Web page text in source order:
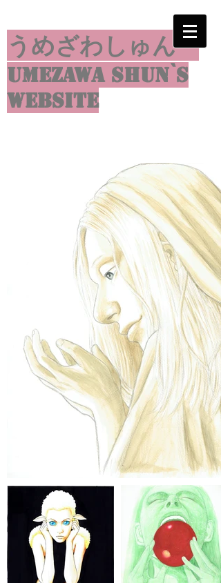
うめざわしゅん
umezawa shun`s
website